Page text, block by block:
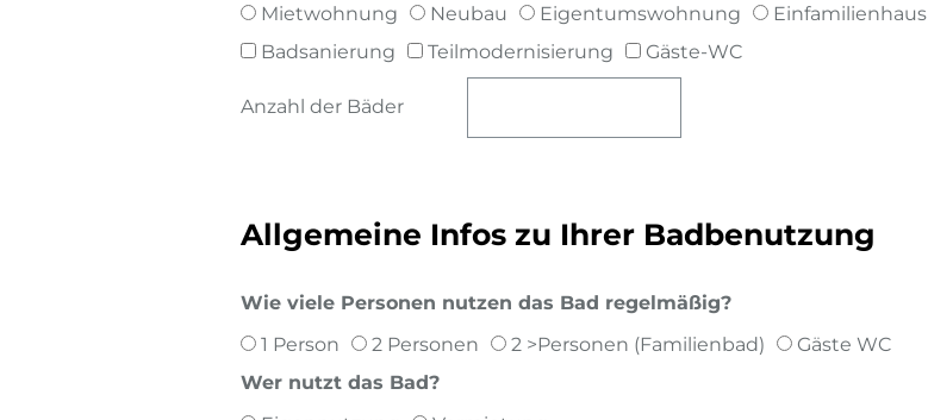
Mietwohnung Neubau Eigentumswohnung
Einfamilienhaus
Badsanierung
Teilmodernisierung Gäste-WC
Anzahl der Bäder
Allgemeine Infos zu Ihrer Badbenutzung
Wie viele Personen nutzen das Bad regelmäßig?
1 Person
2 Personen 2 >Personen (Familienbad)
Gäste WC
Wer nutzt das Bad?